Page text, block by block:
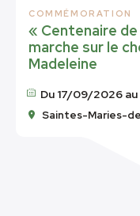
COMMÉMORATION
« Centenaire
marche sur le
Madeleine
Du 17/09/2026
Saintes-Maries-